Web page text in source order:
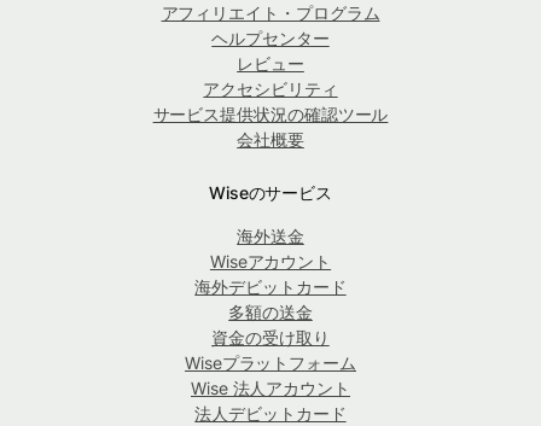
アフィリエイト・プログラム
ヘルプセンター
レビュー
アクセシビリティ
サービス提供状況の確認ツール
会社概要
Wiseのサービス
海外送金
Wiseアカウント
海外デビットカード
多額の送金
資金の受け取り
Wiseプラットフォーム
Wise 法人アカウント
法人デビットカード